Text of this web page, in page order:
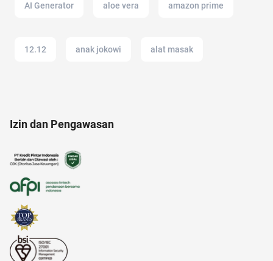
AI Generator aloe vera amazon prime
12.12 anak jokowi alat masak
acara
Izin dan Pengawasan